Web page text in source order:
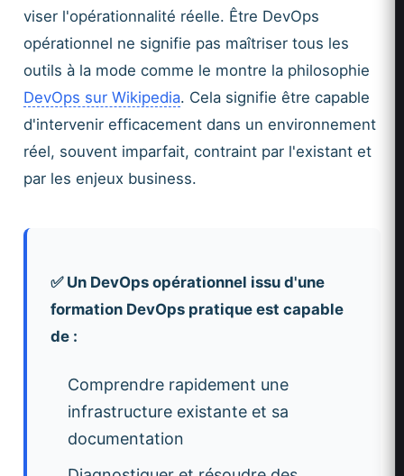
viser l'opérationnalité réelle. Être DevOps
opérationnel ne signifie pas maîtriser tous les
outils à la mode comme le montre la philosophie
DevOps sur Wikipedia. Cela signifie être capable
d'intervenir efficacement dans un environnement
réel, souvent imparfait, contraint par l'existant et
par les enjeux business.
✅ Un DevOps opérationnel issu d'une
formation DevOps pratique est capable
de :
Comprendre rapidement une
infrastructure existante et sa
documentation